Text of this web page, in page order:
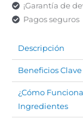
¡Garantía de
Pagos seguros
Descripción
Beneficios Clave
¿Cómo
Ingredientes